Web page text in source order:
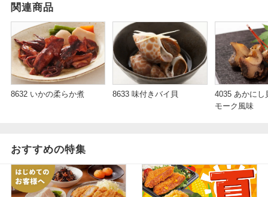
関連商品
8632 いかの柔らか煮 8633 味付きバイ貝
4035 あかにし
モーク風味
おすすめの特集